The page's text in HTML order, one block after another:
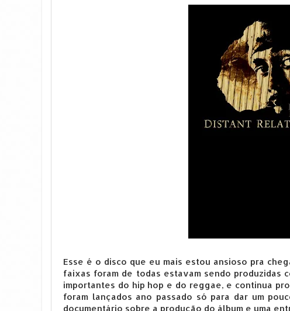
Esse é o disco que eu mais estou ansioso pra
faixas foram de todas estavam sendo produzidas
importantes do hip hop e do reggae, e continua
foram lançados ano passado só para dar um
documentário sobre a produção do álbum e uma